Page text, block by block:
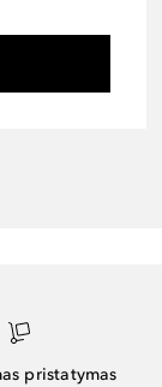
pristatymas